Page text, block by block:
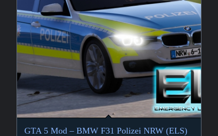
GTA 5 Mod – BMW F31 Polizei NRW (ELS)